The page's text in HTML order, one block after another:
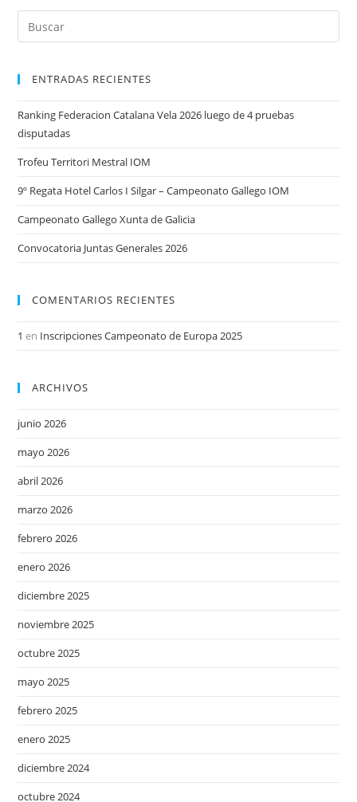
ENTRADAS RECIENTES
Ranking Federacion Catalana Vela 2026 luego de 4 pruebas
disputadas
Trofeu Territori Mestral IOM
9º Regata Hotel Carlos I Silgar – Campeonato Gallego IOM
Campeonato Gallego Xunta de Galicia
Convocatoria Juntas Generales 2026
COMENTARIOS RECIENTES
1 en Inscripciones Campeonato de Europa 2025
ARCHIVOS
junio 2026
mayo 2026
abril 2026
marzo 2026
febrero 2026
enero 2026
diciembre 2025
noviembre 2025
octubre 2025
mayo 2025
febrero 2025
enero 2025
diciembre 2024
octubre 2024